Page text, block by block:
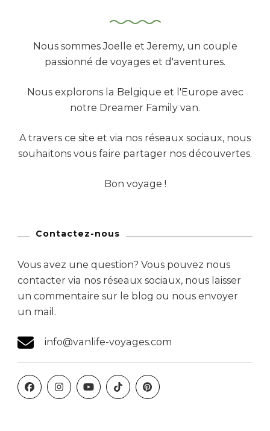
Nous sommes Joelle et Jeremy, un couple
passionné de voyages et d'aventures.
Nous explorons la Belgique et l'Europe avec
notre Dreamer Family van.
A travers ce site et via nos réseaux sociaux, nous
souhaitons vous faire partager nos découvertes.
Bon voyage !
Contactez-nous
Vous avez une question? Vous pouvez nous
contacter via nos réseaux sociaux, nous laisser
un commentaire sur le blog ou nous envoyer
un mail.
info@vanlife-voyages.com